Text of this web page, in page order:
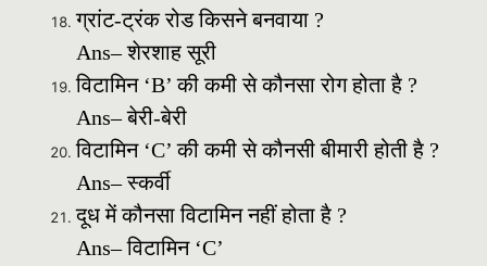
ग्रांट-ट्रंक रोड किसने बनवाया ?
Ans– शेरशाह सूरी
विटामिन ‘B’ की कमी से कौनसा रोग होता है ?
Ans– बेरी-बेरी
विटामिन ‘C’ की कमी से कौनसी बीमारी होती है ?
Ans– स्कर्वी
दूध में कौनसा विटामिन नहीं होता है ?
Ans– विटामिन ‘C’